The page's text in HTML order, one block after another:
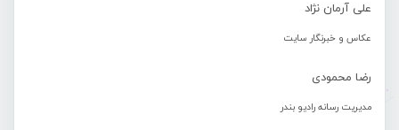
علی آرمان نژاد
عکاس و خبرنگار سایت
رضا محمودی
مدیریت رسانه رادیو بندر